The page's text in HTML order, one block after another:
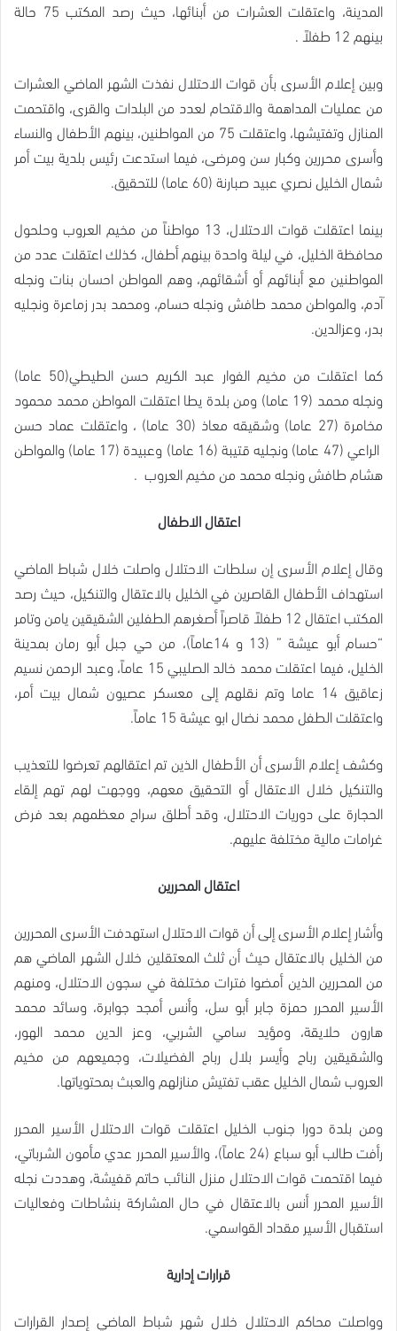
المدينة، واعتقلت العشرات من أبنائها، حيث رصد المكتب 75 حالة
بينهم 12 طفلاً .
وبين إعلام الأسرى بأن قوات الاحتلال نفذت الشهر الماضي العشرات
من عمليات المداهمة والاقتحام لعدد من البلدات والقرى، واقتحمت
المنازل وتفتيشها، واعتقلت 75 من المواطنين، بينهم الأطفال والنساء
وأسرى محررين وكبار سن ومرضى، فيما استدعت رئيس بلدية بيت أمر
شمال الخليل نصري عبيد صبارنة (60 عاما) للتحقيق.
بينما اعتقلت قوات الاحتلال، 13 مواطناً من مخيم العروب وحلحول
محافظة الخليل، في ليلة واحدة بينهم أطفال، كذلك اعتقلت عدد من
المواطنين مع أبنائهم أو أشقائهم، وهم المواطن احسان بنات ونجله
آدم، والمواطن محمد طافش ونجله حسام، ومحمد بدر زماعرة ونجليه
بدر، وعزالدين.
كما اعتقلت من مخيم الفوار عبد الكريم حسن الطيطي(50 عاما)
ونجله محمد (19 عاما) ومن بلدة يطا اعتقلت المواطن محمد محمود
مخامرة (27 عاما) وشقيقه معاذ (30 عاما) ، واعتقلت عماد حسن
الراعي (47 عاما) ونجليه قتيبة (16 عاما) وعبيدة (17 عاما) والمواطن
هشام طافش ونجله محمد من مخيم العروب .
اعتقال الاطفال
وقال إعلام الأسرى إن سلطات الاحتلال واصلت خلال شباط الماضي
استهداف الأطفال القاصرين في الخليل بالاعتقال والتنكيل، حيث رصد
المكتب اعتقال 12 طفلاً قاصراً أصغرهم الطفلين الشقيقين يامن وتامر
“حسام أبو عيشة ” (13 و 14عاماً)، من حي جبل أبو رمان بمدينة
الخليل، فيما اعتقلت محمد خالد الصليبي 15 عاماً، وعبد الرحمن نسيم
زعاقيق 14 عاما وتم نقلهم إلى معسكر عصيون شمال بيت أمر،
واعتقلت الطفل محمد نضال ابو عيشة 15 عاماً.
وكشف إعلام الأسرى أن الأطفال الذين تم اعتقالهم تعرضوا للتعذيب
والتنكيل خلال الاعتقال أو التحقيق معهم، ووجهت لهم تهم إلقاء
الحجارة على دوريات الاحتلال، وقد أطلق سراح معظمهم بعد فرض
غرامات مالية مختلفة عليهم.
اعتقال المحررين
وأشار إعلام الأسرى إلى أن قوات الاحتلال استهدفت الأسرى المحررين
من الخليل بالاعتقال حيث أن ثلث المعتقلين خلال الشهر الماضي هم
من المحررين الذين أمضوا فترات مختلفة في سجون الاحتلال، ومنهم
الأسير المحرر حمزة جابر أبو سل، وأنس أمجد جوابرة، وسائد محمد
هارون حلايقة، ومؤيد سامي الشربي، وعز الدين محمد الهور،
والشقيقين رباح وأيسر بلال رباح الفضيلات، وجميعهم من مخيم
العروب شمال الخليل عقب تفتيش منازلهم والعبث بمحتوياتها.
ومن بلدة دورا جنوب الخليل اعتقلت قوات الاحتلال الأسير المحرر
رأفت طالب أبو سباع (24 عاماً)، والأسير المحرر عدي مأمون الشرباتي،
فيما اقتحمت قوات الاحتلال منزل النائب حاتم قفيشة، وهددت نجله
الأسير المحرر أنس بالاعتقال في حال المشاركة بنشاطات وفعاليات
استقبال الأسير مقداد القواسمي.
قرارات إدارية
وواصلت محاكم الاحتلال خلال شهر شباط الماضي إصدار القرارات